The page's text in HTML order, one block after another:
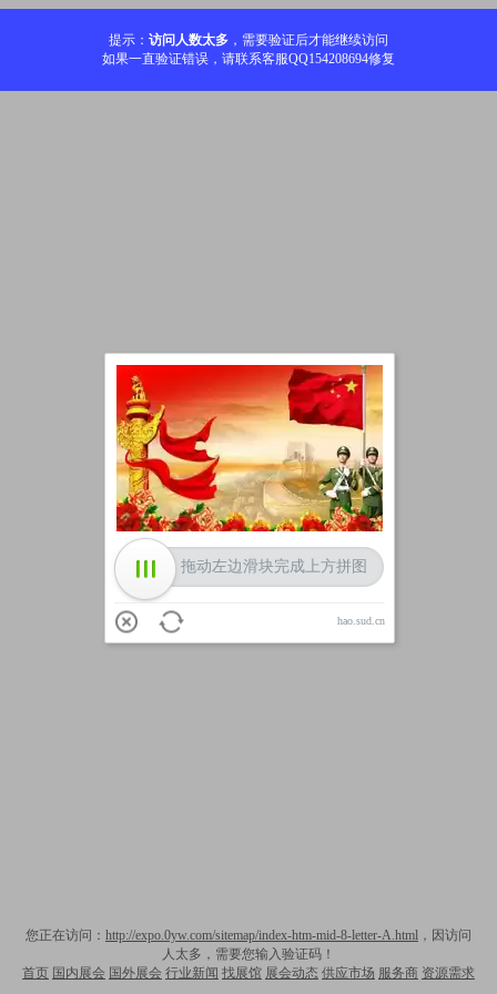
提示： 访问人数太多 ，需要验证后才能继续访问
如果一直验证错误，请联系客服QQ154208694修复
您正在访问： http://expo.0yw.com/sitemap/index-htm-mid-8-letter-A.html ，因访问
人太多，需要您输入验证码！
首页 国内展会 国外展会 行业新闻 找展馆 展会动态 供应市场 服务商 资源需求
加载中
拖动左边滑块完成上方拼图
hao.sud.cn